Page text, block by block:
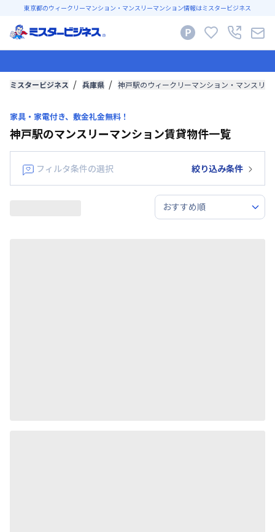
東京都のウィークリーマンション・マンスリーマンション情報はミスタービジネス
ミスタービジネス 兵庫県 神戸駅のウィークリーマンション・マンスリ
家具・家電付き、敷金礼金無料！
神戸駅のマンスリーマンション賃貸物件一覧
フィルタ条件の選択 絞り込み条件